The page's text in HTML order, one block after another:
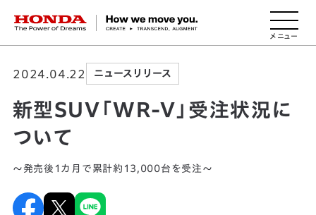
HONDA The Power of Dreams
2024.04.22 ニュースリリース
新型SUV「WR-V」受注状況に
ついて
～発売後1カ月で累計約13,000台を受注～